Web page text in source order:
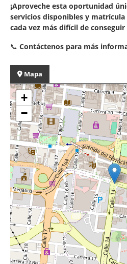
¡Aproveche esta oportunidad
servicios disponibles y
cada vez más difícil de conseguir
📞 Contáctenos para más
Mapa
+
−